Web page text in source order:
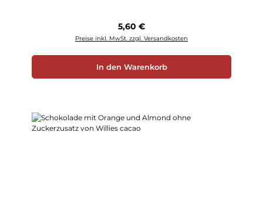
Regulärer Preis:
5,60 €
Preise inkl. MwSt. zzgl. Versandkosten
In den Warenkorb